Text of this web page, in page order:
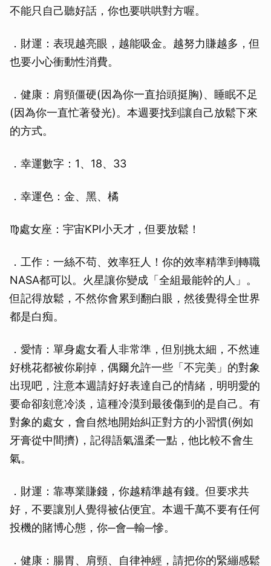
不能只自己聽好話，你也要哄哄對方喔。
．財運：表現越亮眼，越能吸金。越努力賺越多，但
也要小心衝動性消費。
．健康：肩頸僵硬(因為你一直抬頭挺胸)、睡眠不足
(因為你一直忙著發光)。本週要找到讓自己放鬆下來
的方式。
．幸運數字：1、18、33
．幸運色：金、黑、橘
♍處女座：宇宙KPI小天才，但要放鬆！
．工作：一絲不苟、效率狂人！你的效率精準到轉職
NASA都可以。火星讓你變成「全組最能幹的人」。
但記得放鬆，不然你會累到翻白眼，然後覺得全世界
都是白痴。
．愛情：單身處女看人非常準，但別挑太細，不然連
好桃花都被你刷掉，偶爾允許一些「不完美」的對象
出現吧，注意本週請好好表達自己的情緒，明明愛的
要命卻刻意冷淡，這種冷漠到最後傷到的是自己。有
對象的處女，會自然地開始糾正對方的小習慣(例如
牙膏從中間擠)，記得語氣溫柔一點，他比較不會生
氣。
．財運：靠專業賺錢，你越精準越有錢。但要求共
好，不要讓別人覺得被佔便宜。本週千萬不要有任何
投機的賭博心態，你─會─輸─慘。
．健康：腸胃、肩頸、自律神經，請把你的緊繃感鬆